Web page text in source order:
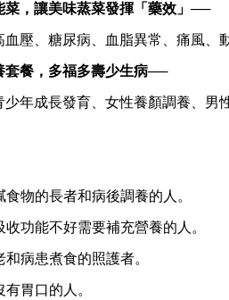
菜，讓美味蒸菜發揮「藥效」 ──
壓、糖尿病、血脂異常、痛風、
套餐，多福多壽少生病──
年成長發育、女性養顏調養、男
物的長者和病後調養的人。
功能不好需要補充營養的人。
病患煮食的照護者。
胃口的人。